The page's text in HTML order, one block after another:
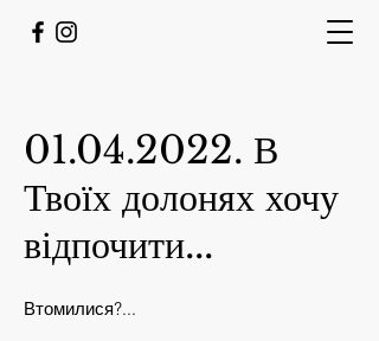
01.04.2022. В
Твоїх долонях хочу
відпочити...
Втомилися?...